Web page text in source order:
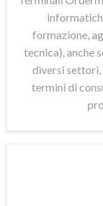
formazione,
tecnica), anche
diversi settori,
termini di